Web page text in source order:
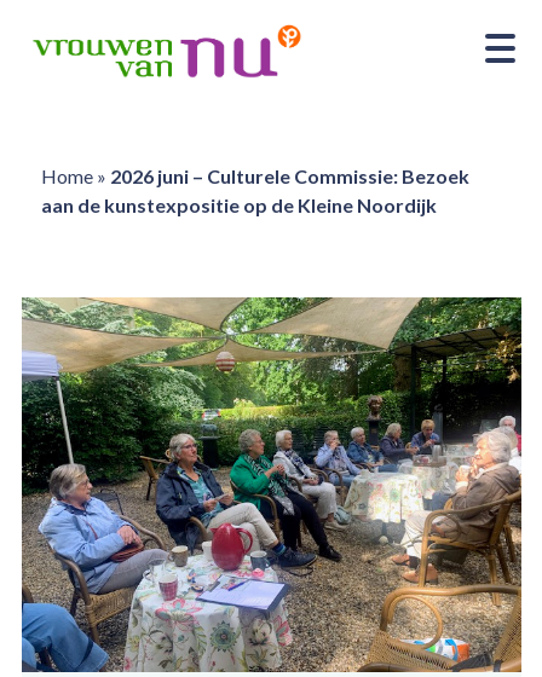
Home» 2026 juni – Culturele Commissie: Bezoek
aan de kunstexpositie op de Kleine Noordijk